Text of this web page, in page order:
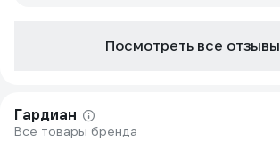
Посмотреть все отзывы
Гардиан
Все товары бренда